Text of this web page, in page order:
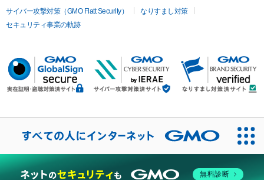
サイバー攻撃対策（GMO Flatt Security）
なりすまし対策
セキュリティ事業の軌跡
無料診断